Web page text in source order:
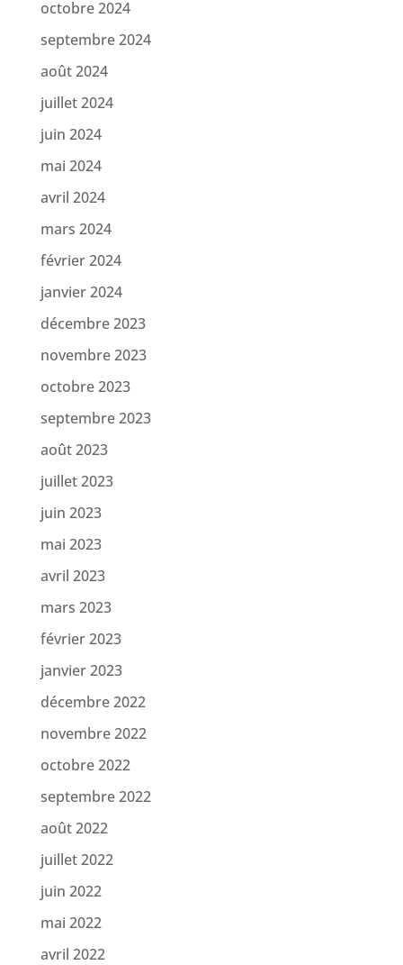
octobre 2024
septembre 2024
août 2024
juillet 2024
juin 2024
mai 2024
avril 2024
mars 2024
février 2024
janvier 2024
décembre 2023
novembre 2023
octobre 2023
septembre 2023
août 2023
juillet 2023
juin 2023
mai 2023
avril 2023
mars 2023
février 2023
janvier 2023
décembre 2022
novembre 2022
octobre 2022
septembre 2022
août 2022
juillet 2022
juin 2022
mai 2022
avril 2022